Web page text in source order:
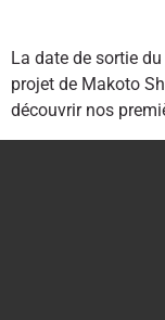
La date de sortie
projet de Makoto
découvrir nos